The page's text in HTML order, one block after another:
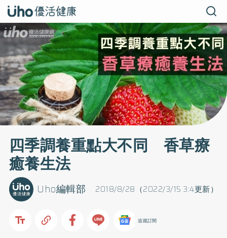
四季調養重點大不同 香草療
癒養生法
2018/8/28（2022/3/15 3:4更新）
Uho編輯部
追蹤訂閱